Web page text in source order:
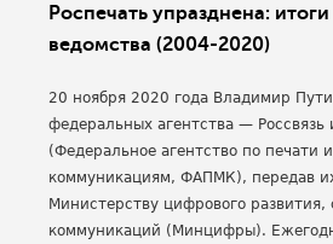
Роспечать упразднена:
ведомства (2004-2020)
20 ноября 2020 года Владимир
федеральных агентства — Россвязь
(Федеральное агентство по печати
коммуникациям, ФАПМК), передав
Министерству цифрового развития,
коммуникаций (Минцифры).